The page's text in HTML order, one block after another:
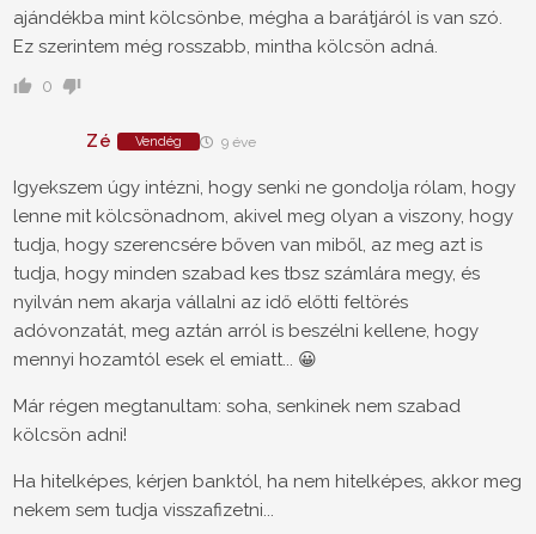
ajándékba mint kölcsönbe, mégha a barátjáról is van szó.
Ez szerintem még rosszabb, mintha kölcsön adná.
0
Zé Vendég 9 éve
Igyekszem úgy intézni, hogy senki ne gondolja rólam, hogy
lenne mit kölcsönadnom, akivel meg olyan a viszony, hogy
tudja, hogy szerencsére bőven van miből, az meg azt is
tudja, hogy minden szabad kes tbsz számlára megy, és
nyilván nem akarja vállalni az idő előtti feltörés
adóvonzatát, meg aztán arról is beszélni kellene, hogy
mennyi hozamtól esek el emiatt... 😀
Már régen megtanultam: soha, senkinek nem szabad
kölcsön adni!
Ha hitelképes, kérjen banktól, ha nem hitelképes, akkor meg
nekem sem tudja visszafizetni...